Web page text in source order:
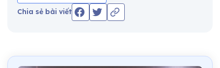
Chia sẻ bài viết